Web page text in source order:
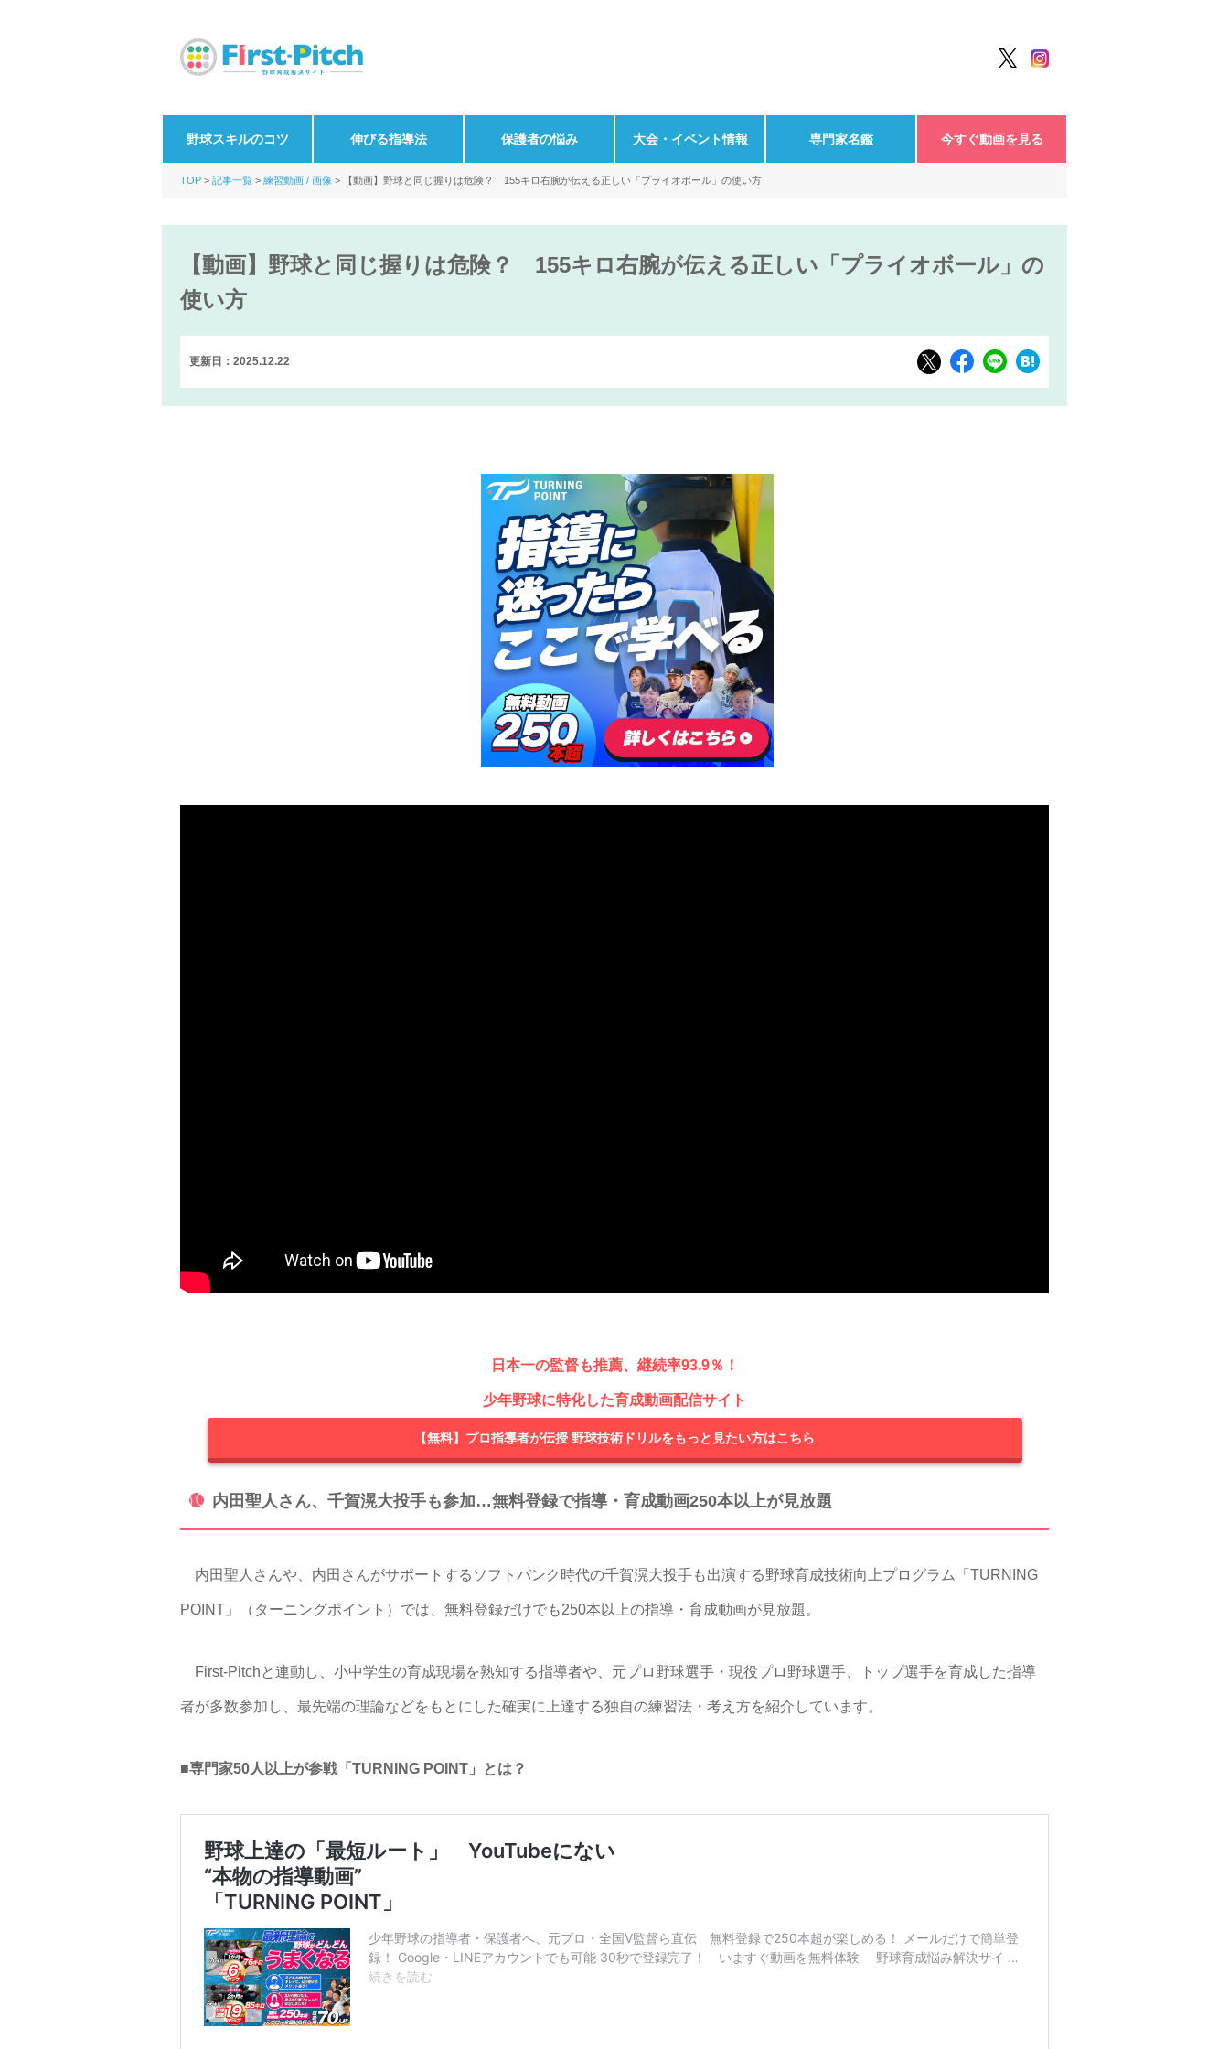
野球スキルのコツ 伸びる指導法 保護者の悩み 大会・イベント情報 専門家名鑑 今すぐ動画を見る
TOP 記事一覧 練習動画 / 画像 【動画】野球と同じ握りは危険？ 155キロ右腕が伝える正しい「プライオボール」の使い方
【動画】野球と同じ握りは危険？ 155キロ右腕が伝える正しい「プライオボール」の
使い方
更新日：2025.12.22
日本一の監督も推薦、継続率93.9％！
少年野球に特化した育成動画配信サイト
【無料】プロ指導者が伝授 野球技術ドリルをもっと見たい方はこちら
内田聖人さん、千賀滉大投手も参加…無料登録で指導・育成動画250本以上が見放題
内田聖人さんや、内田さんがサポートするソフトバンク時代の千賀滉大投手も出演する野球育成技術向上プログラム「TURNING
POINT」（ターニングポイント）では、無料登録だけでも250本以上の指導・育成動画が見放題。
First-Pitchと連動し、小中学生の育成現場を熟知する指導者や、元プロ野球選手・現役プロ野球選手、トップ選手を育成した指導
者が多数参加し、最先端の理論などをもとにした確実に上達する独自の練習法・考え方を紹介しています。
■専門家50人以上が参戦「TURNING POINT」とは？